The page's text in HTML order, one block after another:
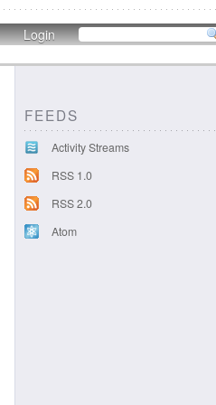
Login
FEEDS
Activity Streams
RSS 1.0
RSS 2.0
Atom